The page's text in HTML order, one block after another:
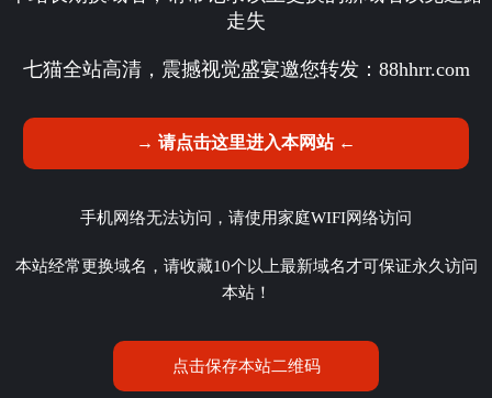
走失
七猫全站高清，震撼视觉盛宴邀您转发： 88hhrr.com
→ 请点击这里进入本网站 ←
手机网络无法访问，请使用家庭WIFI网络访问
本站经常更换域名，请收藏10个以上最新域名才可保证永久访问
本站！
点击保存本站二维码